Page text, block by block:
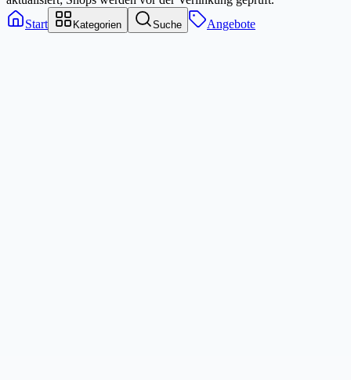
Start
Kategorien Suche Angebote